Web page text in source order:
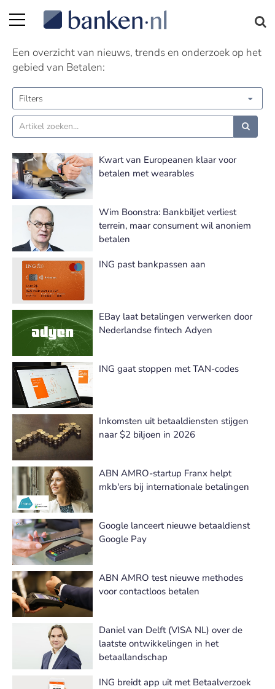
Betalen nieuws | Pagina 16
Een overzicht van nieuws, trends en onderzoek op het
gebied van Betalen:
Filters
Kwart van Europeanen klaar voor
betalen met wearables
Wim Boonstra: Bankbiljet verliest
terrein, maar consument wil anoniem
betalen
ING past bankpassen aan
EBay laat betalingen verwerken door
Nederlandse fintech Adyen
ING gaat stoppen met TAN-codes
Inkomsten uit betaaldiensten stijgen
naar $2 biljoen in 2026
ABN AMRO-startup Franx helpt
mkb'ers bij internationale betalingen
Google lanceert nieuwe betaaldienst
Google Pay
ABN AMRO test nieuwe methodes
voor contactloos betalen
Daniel van Delft (VISA NL) over de
laatste ontwikkelingen in het
betaallandschap
ING breidt app uit met Betaalverzoek